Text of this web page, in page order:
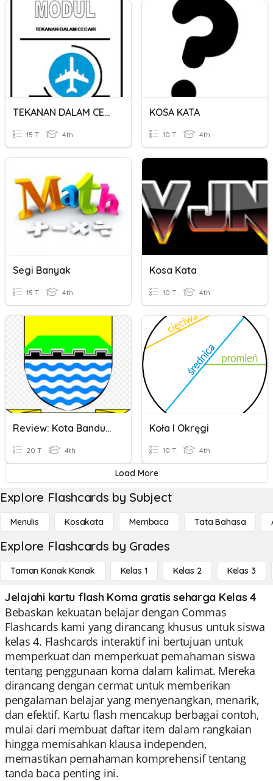
TEKANAN DALAM CECAIR
15 T 4th
KOSA KATA
10 T 4th
Segi Banyak
15 T 4th
Kosa Kata
10 T 4th
Review: Kota Bandung
20 T 4th
Koła I Okręgi
10 T 4th
Load More
Explore Flashcards by Subject
Menulis Kosakata Membaca Tata Bahasa
Explore Flashcards by Grades
Taman Kanak Kanak Kelas 1 Kelas 2 Kelas 3
Jelajahi kartu flash Koma gratis seharga Kelas 4
Bebaskan kekuatan belajar dengan Commas
Flashcards kami yang dirancang khusus untuk siswa
kelas 4. Flashcards interaktif ini bertujuan untuk
memperkuat dan memperkuat pemahaman siswa
tentang penggunaan koma dalam kalimat. Mereka
dirancang dengan cermat untuk memberikan
pengalaman belajar yang menyenangkan, menarik,
dan efektif. Kartu flash mencakup berbagai contoh,
mulai dari membuat daftar item dalam rangkaian
hingga memisahkan klausa independen,
memastikan pemahaman komprehensif tentang
tanda baca penting ini.